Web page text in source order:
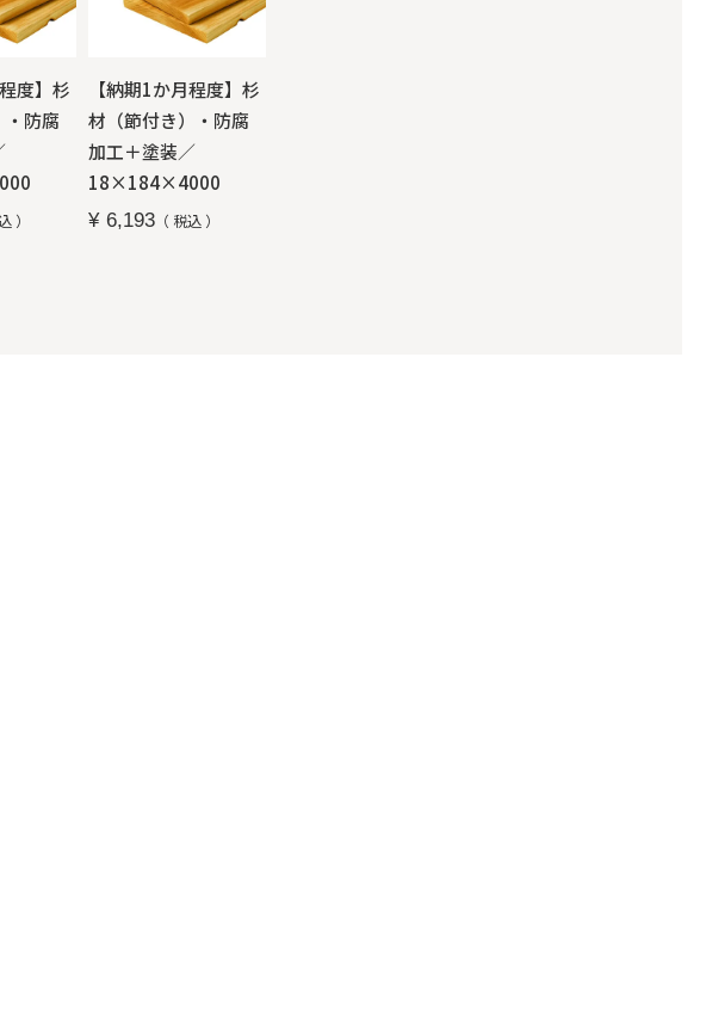
度】杉
・防腐
【納期1か月程度】杉
材（節付き）・防腐
加工＋塗装／
18×184×4000
¥ 6,193 税込